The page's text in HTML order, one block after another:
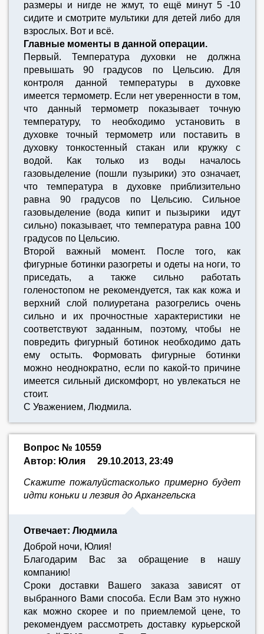
размеры и нигде не жмут, то ещё минут 5 -10
сидите и смотрите мультики для детей либо для
взрослых. Вот и всё.
Главные моменты в данной операции.
Первый. Температура духовки не должна
превышать 90 градусов по Цельсию. Для
контроля данной температуры в духовке
имеется термометр. Если нет уверенности в том,
что данный термометр показывает точную
температуру, то необходимо установить в
духовке точный термометр или поставить в
духовку тонкостенный стакан или кружку с
водой. Как только из воды началось
газовыделение (пошли пузырики) это означает,
что температура в духовке приблизительно
равна 90 градусов по Цельсию. Сильное
газовыделение (вода кипит и пызырики идут
сильно) показывает, что температура равна 100
градусов по Цельсию.
Второй важный момент. После того, как
фигурные ботинки разогреты и одеты на ноги, то
приседать, а также сильно работать
голеностопом не рекомендуется, так как кожа и
верхний слой полиуретана разогрелись очень
сильно и их прочностные характеристики не
соответствуют заданным, поэтому, чтобы не
повредить фигурный ботинок необходимо дать
ему остыть. Формовать фигурные ботинки
можно неоднократно, если по какой-то причине
имеется сильный дискомфорт, но увлекаться не
стоит.
C Уважением, Людмила.
Вопрос № 10559
Автор: Юлия
29.10.2013, 23:49
Скажите пожалуйстасколько примерно будет
идти коньки и лезвия до Архангельска
Отвечает: Людмила
Доброй ночи, Юлия!
Благодарим Вас за обращение в нашу
компанию!
Сроки доставки Вашего заказа зависят от
выбранного Вами способа. Если Вам это нужно
как можно скорее и по приемлемой цене, то
рекомендуем рассмотреть доставку курьерской